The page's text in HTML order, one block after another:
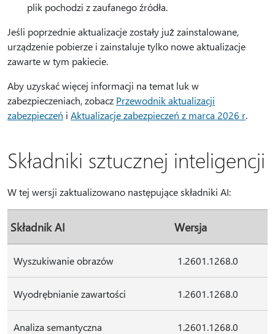
plik pochodzi z zaufanego źródła.
Jeśli poprzednie aktualizacje zostały już zainstalowane,
urządzenie pobierze i zainstaluje tylko nowe aktualizacje
zawarte w tym pakiecie.
Aby uzyskać więcej informacji na temat luk w
zabezpieczeniach, zobacz Przewodnik aktualizacji
zabezpieczeń i Aktualizacje zabezpieczeń z marca 2026 r.
Składniki sztucznej inteligencji
W tej wersji zaktualizowano następujące składniki AI:
Składnik AI Wersja
Wyszukiwanie obrazów 1.2601.1268.0
Wyodrębnianie zawartości 1.2601.1268.0
Analiza semantyczna 1.2601.1268.0